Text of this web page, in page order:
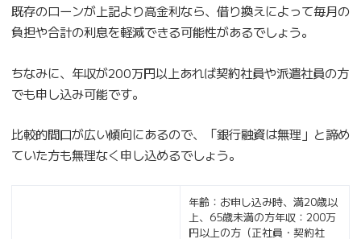
既存のローンが上記より高金利なら、借り換えによって毎月の
負担や合計の利息を軽減できる可能性があるでしょう。
ちなみに、年収が200万円以上あれば契約社員や派遣社員の方
でも申し込み可能です。
比較的間口が広い傾向にあるので、「銀行融資は無理」と諦め
ていた方も無理なく申し込めるでしょう。
年齢：お申し込み時、満20歳以
上、65歳未満の方年収：200万
円以上の方（正社員・契約社